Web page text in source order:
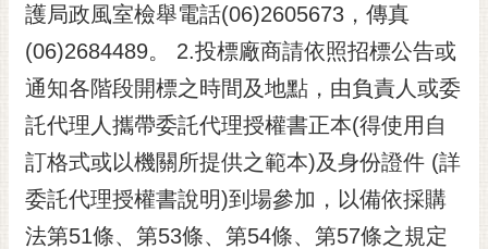
護局政風室檢舉電話(06)2605673，傳真
(06)2684489。 2.投標廠商請依照招標公告或
通知各階段開標之時間及地點，由負責人或委
託代理人攜帶委託代理授權書正本(得使用自
訂格式或以機關所提供之範本)及身份證件 (詳
委託代理授權書說明)到場參加，以備依採購
法第51條、第53條、第54條、第57條之規定